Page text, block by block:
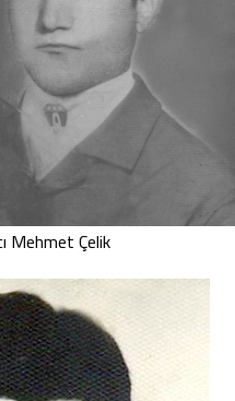
Mehmet Çelik